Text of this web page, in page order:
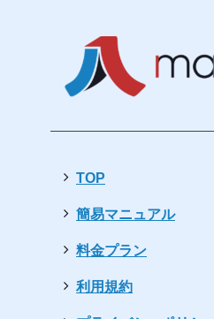
TOP
簡易マニュアル
料金プラン
利用規約